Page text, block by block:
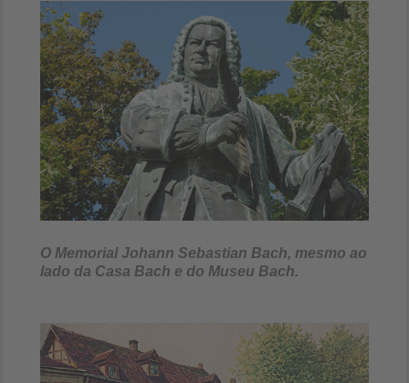
O Memorial Johann Sebastian Bach, mesmo ao
lado da Casa Bach e do Museu Bach.